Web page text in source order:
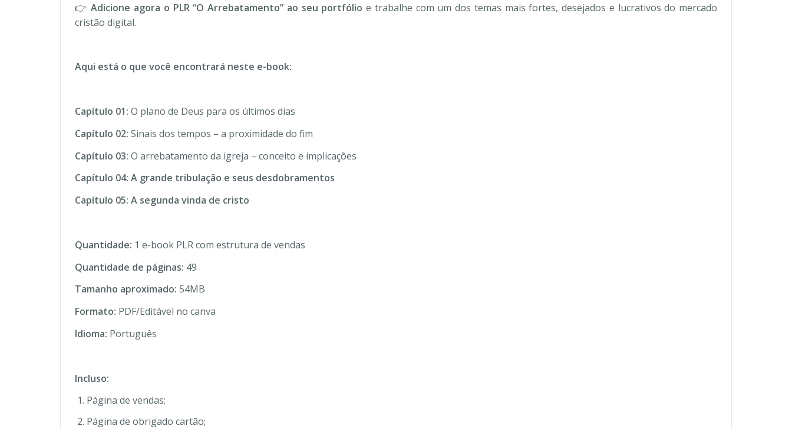
👉Adicione agora o PLR “O Arrebatamento” ao seu portfólio e trabalhe com um dos temas mais fortes, desejados e lucrativos do mercado
cristão digital.
Aqui está o que você encontrará neste e-book:
Capítulo 01: O plano de Deus para os últimos dias
Capítulo 02: Sinais dos tempos – a proximidade do fim
Capítulo 03: O arrebatamento da igreja – conceito e implicações
Capítulo 04: A grande tribulação e seus desdobramentos
Capítulo 05: A segunda vinda de cristo
Quantidade: 1 e-book PLR com estrutura de vendas
Quantidade de páginas: 49
Tamanho aproximado: 54MB
Formato: PDF/Editável no canva
Idioma: Português
Incluso:
Página de vendas;
Página de obrigado cartão;